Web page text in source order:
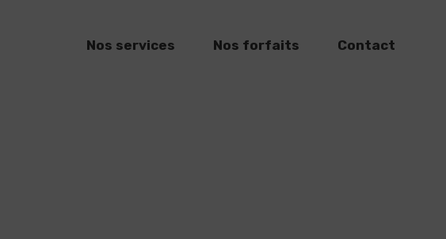
Nos services Nos forfaits Contact